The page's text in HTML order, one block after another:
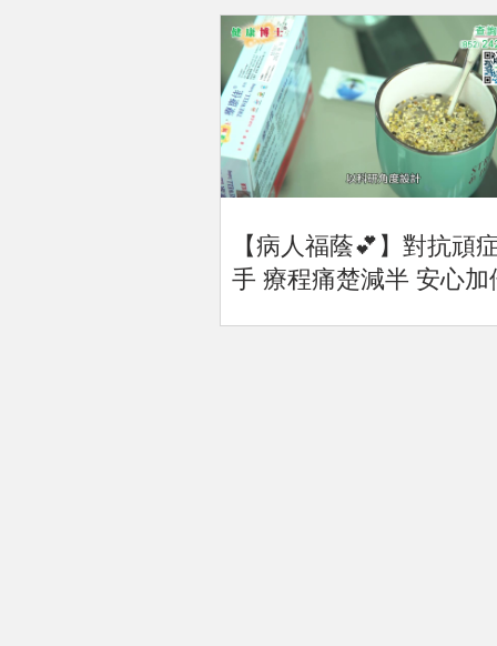
Registration Now Open
【病人福蔭💕】對抗頑
手 療程痛楚減半 安心加